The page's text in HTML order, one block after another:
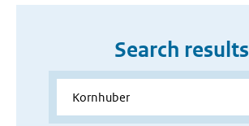
Search results